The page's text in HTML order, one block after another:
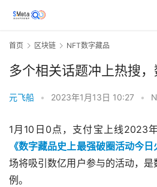
首页 区块链 NFT数字藏品
多个相关话题冲上热搜
元飞船 • 2023年1月13日 10:27 •
1月10日0点，支付宝上线2023
《数字藏品史上最强破圈活动今日
场将吸引数亿用户参与的活动，
例。